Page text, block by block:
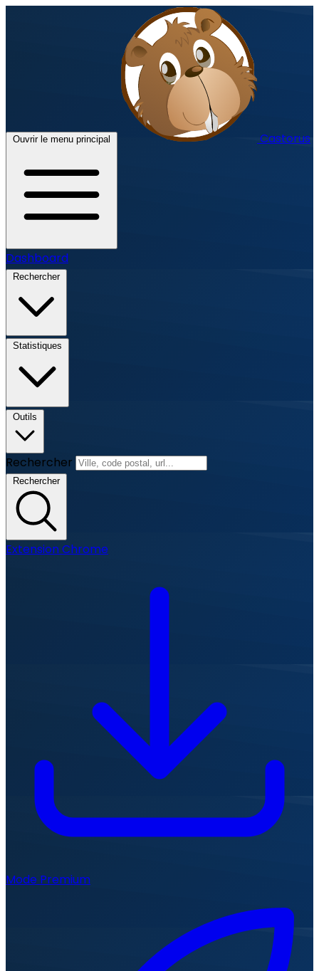
Ouvrir le menu principal Castorus
Dashboard
Rechercher
Statistiques
Outils
Rechercher
Rechercher
Extension Chrome
Mode Premium